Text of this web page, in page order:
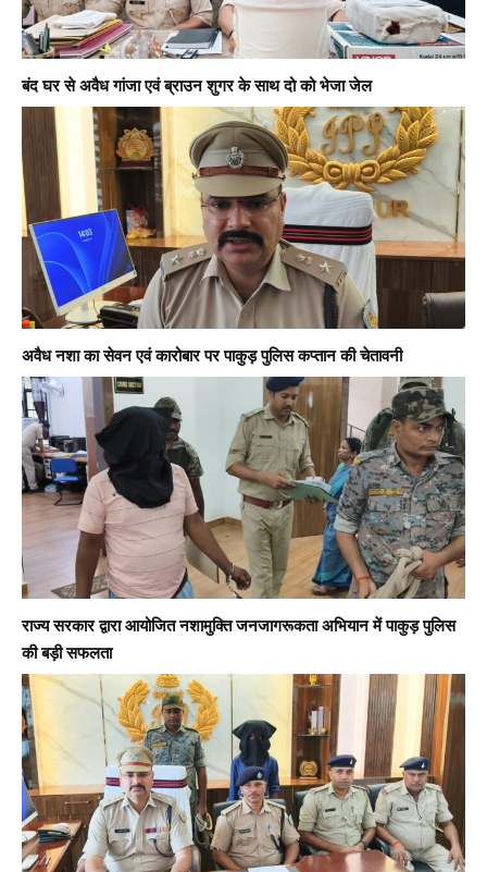
बंद घर से अवैध गांजा एवं ब्राउन शुगर के साथ दो को भेजा जेल
अवैध नशा का सेवन एवं कारोबार पर पाकुड़ पुलिस कप्तान की चेतावनी
राज्य सरकार द्वारा आयोजित नशामुक्ति जनजागरूकता अभियान में पाकुड़ पुलिस
की बड़ी सफलता